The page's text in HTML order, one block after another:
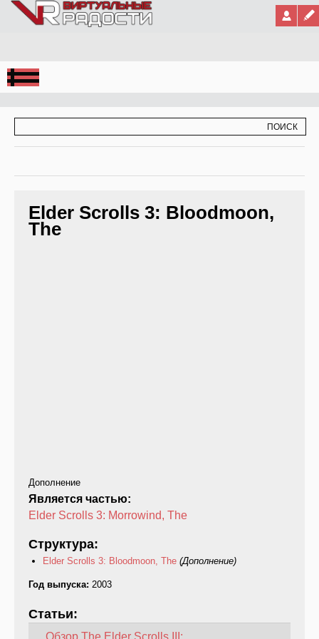
Jump to Navigation
Elder Scrolls 3: Bloodmoon,
The
Дополнение
Является частью:
Elder Scrolls 3: Morrowind, The
Структура:
Elder Scrolls 3: Bloodmoon, The (Дополнение)
Год выпуска: 2003
Статьи:
Обзор The Elder Scrolls III: